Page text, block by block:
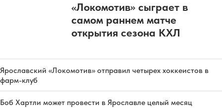
«Локомотив» сыграет в
самом раннем матче
открытия сезона КХЛ
Ярославский «Локомотив» отправил четырех хоккеистов в
фарм-клуб
Боб Хартли может провести в Ярославле целый месяц